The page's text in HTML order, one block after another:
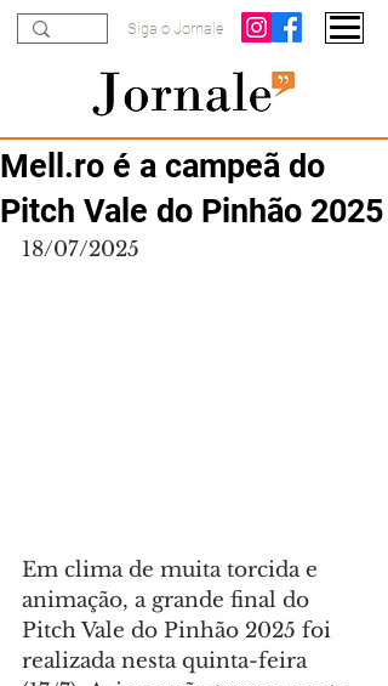
Siga o Jornale
Mell.ro é a campeã do
Pitch Vale do Pinhão 2025
18/07/2025
Em clima de muita torcida e
animação, a grande final do
Pitch Vale do Pinhão 2025 foi
realizada nesta quinta-feira